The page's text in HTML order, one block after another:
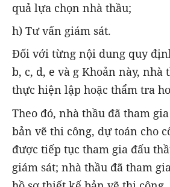
quả lựa chọn nhà thầu;
h) Tư vấn giám sát.
Đối với từng nội dung quy
b, c, d, e và g Khoản này, nhà
thực hiện lập hoặc thẩm tra
Theo đó, nhà thầu đã tham
bản vẽ thi công, dự toán cho
được tiếp tục tham gia đấu
giám sát; nhà thầu đã tham